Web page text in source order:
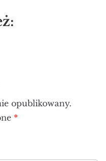
opublikowany.
*